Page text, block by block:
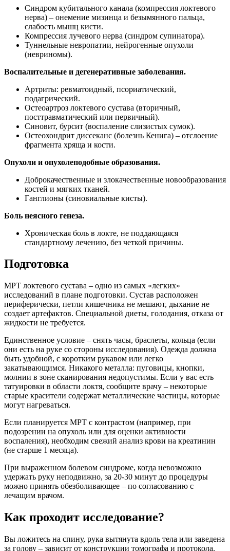
Синдром кубитального канала (компрессия локтевого
нерва) – онемение мизинца и безымянного пальца,
слабость мышц кисти.
Компрессия лучевого нерва (синдром супинатора).
Туннельные невропатии, нейрогенные опухоли
(невриномы).
Воспалительные и дегенеративные заболевания.
Артриты: ревматоидный, псориатический,
подагрический.
Остеоартроз локтевого сустава (вторичный,
посттравматический или первичный).
Синовит, бурсит (воспаление слизистых сумок).
Остеохондрит диссеканс (болезнь Кенига) – отслоение
фрагмента хряща и кости.
Опухоли и опухолеподобные образования.
Доброкачественные и злокачественные новообразования
костей и мягких тканей.
Ганглионы (синовиальные кисты).
Боль неясного генеза.
Хроническая боль в локте, не поддающаяся
стандартному лечению, без четкой причины.
Подготовка
МРТ локтевого сустава – одно из самых «легких»
исследований в плане подготовки. Сустав расположен
периферически, петли кишечника не мешают, дыхание не
создает артефактов. Специальной диеты, голодания, отказа от
жидкости не требуется.
Единственное условие – снять часы, браслеты, кольца (если
они есть на руке со стороны исследования). Одежда должна
быть удобной, с коротким рукавом или легко
закатывающимся. Никакого металла: пуговицы, кнопки,
молнии в зоне сканирования недопустимы. Если у вас есть
татуировки в области локтя, сообщите врачу – некоторые
старые красители содержат металлические частицы, которые
могут нагреваться.
Если планируется МРТ с контрастом (например, при
подозрении на опухоль или для оценки активности
воспаления), необходим свежий анализ крови на креатинин
(не старше 1 месяца).
При выраженном болевом синдроме, когда невозможно
удержать руку неподвижно, за 20-30 минут до процедуры
можно принять обезболивающее – по согласованию с
лечащим врачом.
Как проходит исследование?
Вы ложитесь на спину, рука вытянута вдоль тела или заведена
за голову – зависит от конструкции томографа и протокола.